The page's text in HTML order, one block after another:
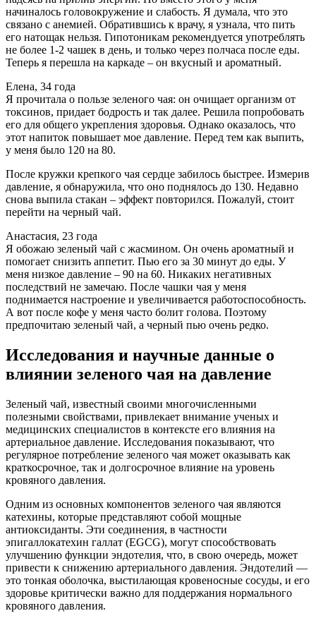
начиналось головокружение и слабость. Я думала, что это
связано с анемией. Обратившись к врачу, я узнала, что пить
его натощак нельзя. Гипотоникам рекомендуется употреблять
не более 1-2 чашек в день, и только через полчаса после еды.
Теперь я перешла на каркаде – он вкусный и ароматный.
Елена, 34 года
Я прочитала о пользе зеленого чая: он очищает организм от
токсинов, придает бодрость и так далее. Решила попробовать
его для общего укрепления здоровья. Однако оказалось, что
этот напиток повышает мое давление. Перед тем как выпить,
у меня было 120 на 80.
После кружки крепкого чая сердце забилось быстрее. Измерив
давление, я обнаружила, что оно поднялось до 130. Недавно
снова выпила стакан – эффект повторился. Пожалуй, стоит
перейти на черный чай.
Анастасия, 23 года
Я обожаю зеленый чай с жасмином. Он очень ароматный и
помогает снизить аппетит. Пью его за 30 минут до еды. У
меня низкое давление – 90 на 60. Никаких негативных
последствий не замечаю. После чашки чая у меня
поднимается настроение и увеличивается работоспособность.
А вот после кофе у меня часто болит голова. Поэтому
предпочитаю зеленый чай, а черный пью очень редко.
Исследования и научные данные о
влиянии зеленого чая на давление
Зеленый чай, известный своими многочисленными
полезными свойствами, привлекает внимание ученых и
медицинских специалистов в контексте его влияния на
артериальное давление. Исследования показывают, что
регулярное потребление зеленого чая может оказывать как
краткосрочное, так и долгосрочное влияние на уровень
кровяного давления.
Одним из основных компонентов зеленого чая являются
катехины, которые представляют собой мощные
антиоксиданты. Эти соединения, в частности
эпигаллокатехин галлат (EGCG), могут способствовать
улучшению функции эндотелия, что, в свою очередь, может
привести к снижению артериального давления. Эндотелий —
это тонкая оболочка, выстилающая кровеносные сосуды, и его
здоровье критически важно для поддержания нормального
кровяного давления.